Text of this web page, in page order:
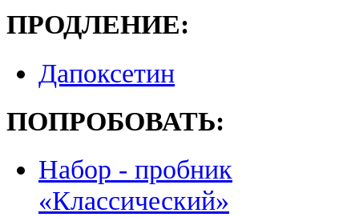
ПРОДЛЕНИЕ:
Дапоксетин
ПОПРОБОВАТЬ:
Набор - пробник
«Классический»